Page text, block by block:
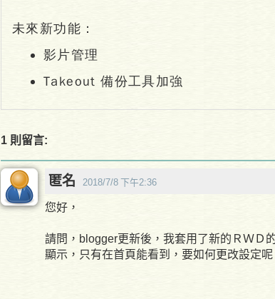
未來新功能：
影片管理
Takeout 備份工具加強
1 則留言:
匿名 2018/7/8 下午2:36
您好，
請問，blogger更新後，我套用了新的ＲＷＤ
顯示，只有在首頁能看到，要如何更改設定呢